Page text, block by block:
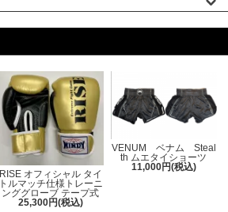
RISE オフィシャル タイ
トルマッチ仕様トレーニ
ンググローブ テープ式
25,300円(税込)
VENUM ベナム Steal
th ムエタイショーツ
11,000円(税込)